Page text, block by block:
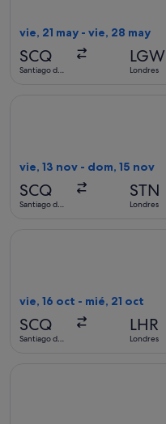
vie, 21 may - vie, 28 may
SCQ
Santiago de
LGW
Londres
vie, 13 nov - dom, 15 nov
SCQ
Santiago de
STN
Londres
vie, 16 oct - mié, 21 oct
SCQ
Santiago de
LHR
Londres